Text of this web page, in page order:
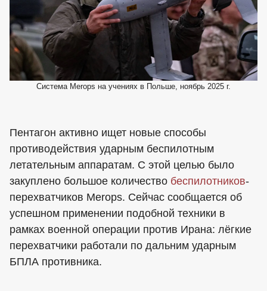
Система Merops на учениях в Польше, ноябрь 2025 г.
Пентагон активно ищет новые способы
противодействия ударным беспилотным
летательным аппаратам. С этой целью было
закуплено большое количество беспилотников-
перехватчиков Merops. Сейчас сообщается об
успешном применении подобной техники в
рамках военной операции против Ирана: лёгкие
перехватчики работали по дальним ударным
БПЛА противника.